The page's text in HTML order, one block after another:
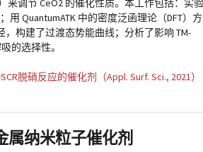
来调节 CeO2 的催化性质。本工作包括：实
用 QuantumATK 中的密度泛函理论（DFT）
构建了过渡态势能曲线；分析了影响 TM-
的选择性。
脱硝反应的催化剂（Appl. Surf. Sci., 2021）
纳米粒子催化剂